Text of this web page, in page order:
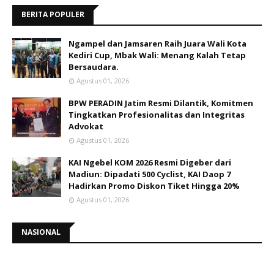
BERITA POPULER
Ngampel dan Jamsaren Raih Juara Wali Kota
Kediri Cup, Mbak Wali: Menang Kalah Tetap
Bersaudara.
Agustus 01, 2026
BPW PERADIN Jatim Resmi Dilantik, Komitmen
Tingkatkan Profesionalitas dan Integritas
Advokat
Agustus 01, 2026
KAI Ngebel KOM 2026 Resmi Digeber dari
Madiun: Dipadati 500 Cyclist, KAI Daop 7
Hadirkan Promo Diskon Tiket Hingga 20%
Agustus 01, 2026
NASIONAL